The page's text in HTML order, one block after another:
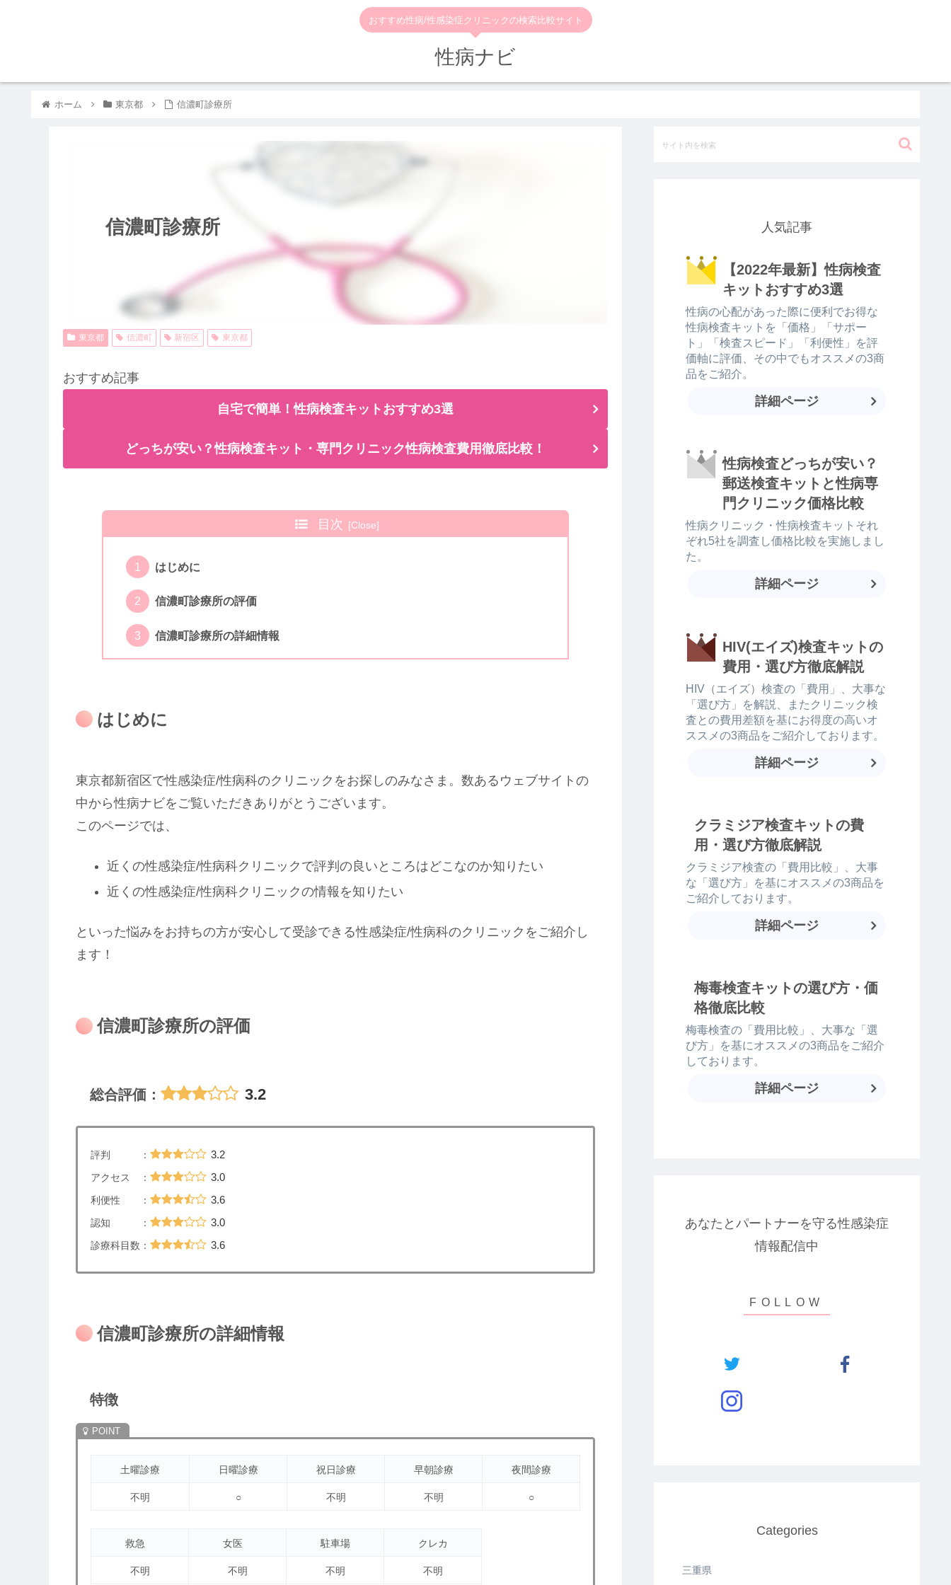
おすすめ性病/性感染症クリニックの検索比較サイト
性病ナビ
ホーム 東京都 信濃町診療所
信濃町診療所
東京都 信濃町 新宿区 東京都
おすすめ記事
自宅で簡単！性病検査キットおすすめ3選
どっちが安い？性病検査キット・専門クリニック性病検査費用徹底比較！
目次
はじめに
信濃町診療所の評価
信濃町診療所の詳細情報
はじめに
東京都新宿区で性感染症/性病科のクリニックをお探しのみなさま。数あるウェブサイトの
中から性病ナビをご覧いただきありがとうございます。
このページでは、
近くの性感染症/性病科クリニックで評判の良いところはどこなのか知りたい
近くの性感染症/性病科クリニックの情報を知りたい
といった悩みをお持ちの方が安心して受診できる性感染症/性病科のクリニックをご紹介し
ます！
信濃町診療所の評価
総合評価： 3.2
評判 ： 3.2
アクセス ： 3.0
利便性 ： 3.6
認知 ： 3.0
診療科目数： 3.6
信濃町診療所の詳細情報
特徴
土曜診療 日曜診療 祝日診療 早朝診療 夜間診療
不明 ○ 不明 不明 ○
救急 女医 駐車場 クレカ
不明 不明 不明 不明
人気記事
【2022年最新】性病検査
キットおすすめ3選
性病の心配があった際に便利でお得な
性病検査キットを「価格」「サポー
ト」「検査スピード」「利便性」を評
価軸に評価、その中でもオススメの3商
品をご紹介。
詳細ページ
性病検査どっちが安い？
郵送検査キットと性病専
門クリニック価格比較
性病クリニック・性病検査キットそれ
ぞれ5社を調査し価格比較を実施しまし
た。
詳細ページ
HIV(エイズ)検査キットの
費用・選び方徹底解説
HIV（エイズ）検査の「費用」、大事な
「選び方」を解説、またクリニック検
査との費用差額を基にお得度の高いオ
ススメの3商品をご紹介しております。
詳細ページ
クラミジア検査キットの費
用・選び方徹底解説
クラミジア検査の「費用比較」、大事
な「選び方」を基にオススメの3商品を
ご紹介しております。
詳細ページ
梅毒検査キットの選び方・価
格徹底比較
梅毒検査の「費用比較」、大事な「選
び方」を基にオススメの3商品をご紹介
しております。
詳細ページ
あなたとパートナーを守る性感染症
情報配信中
Categories
三重県